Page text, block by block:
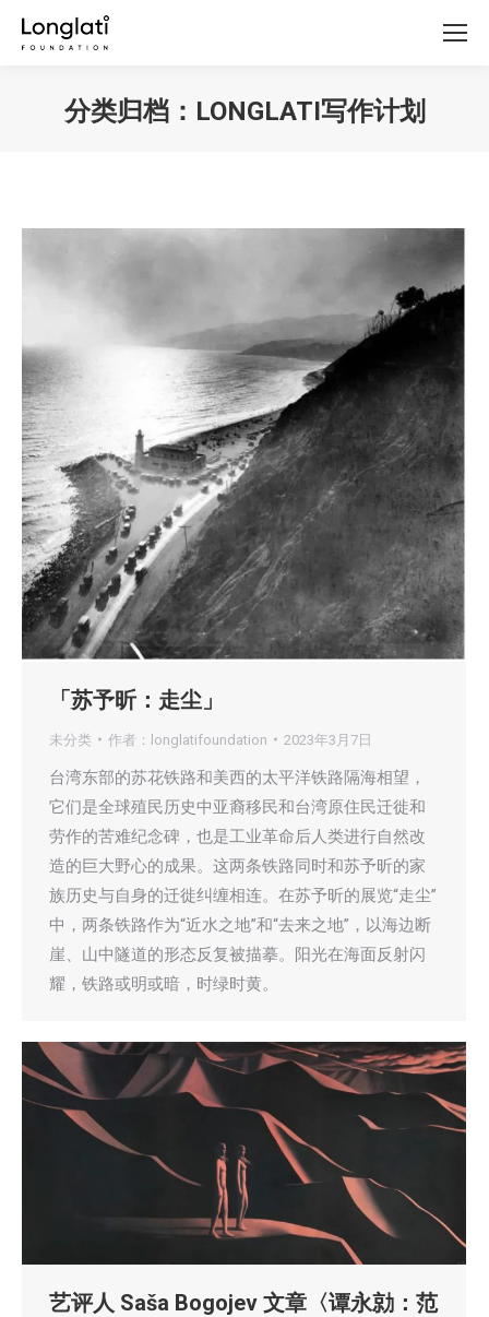
分类归档： LONGLATI写作计划
「苏予昕：走尘」
未分类 作者： longlatifoundation 2023年3月7日
台湾东部的苏花铁路和美西的太平洋铁路隔海相望，
它们是全球殖民历史中亚裔移民和台湾原住民迁徙和
劳作的苦难纪念碑，也是工业革命后人类进行自然改
造的巨大野心的成果。这两条铁路同时和苏予昕的家
族历史与自身的迁徙纠缠相连。在苏予昕的展览“走尘”
中，两条铁路作为“近水之地”和“去来之地”，以海边断
崖、山中隧道的形态反复被描摹。阳光在海面反射闪
耀，铁路或明或暗，时绿时黄。
艺评人 Saša Bogojev 文章〈谭永勍：范